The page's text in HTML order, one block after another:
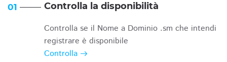
01 Controlla la disponibilità
Controlla se il Nome a Dominio .sm che intendi
registrare è disponibile
Controlla